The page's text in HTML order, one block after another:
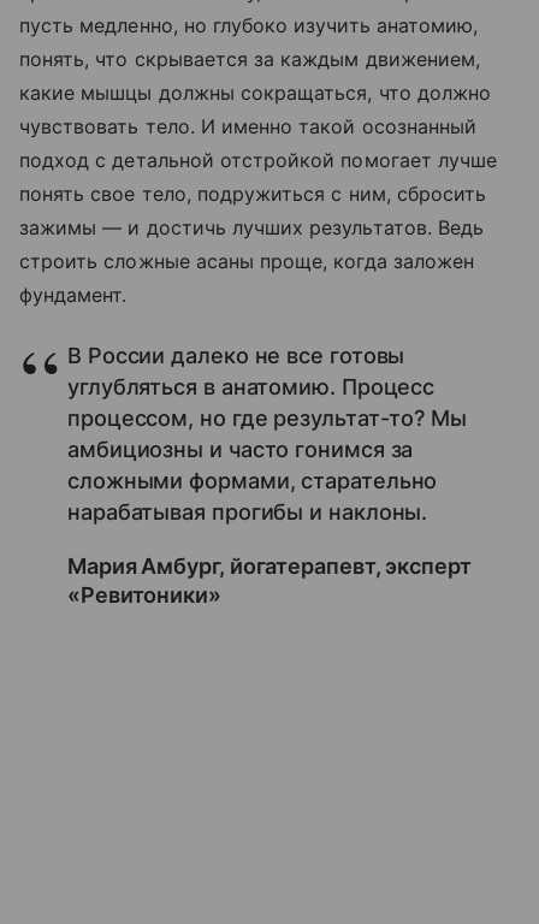
пусть медленно, но глубоко изучить анатомию,
понять, что скрывается за каждым движением,
какие мышцы должны сокращаться, что должно
чувствовать тело. И именно такой осознанный
подход с детальной отстройкой помогает лучше
понять свое тело, подружиться с ним, сбросить
зажимы — и достичь лучших результатов. Ведь
строить сложные асаны проще, когда заложен
фундамент.
В России далеко не все готовы
углубляться в анатомию. Процесс
процессом, но где результат-то? Мы
амбициозны и часто гонимся за
сложными формами, старательно
нарабатывая прогибы и наклоны.
Мария Амбург, йогатерапевт, эксперт
«Ревитоники»